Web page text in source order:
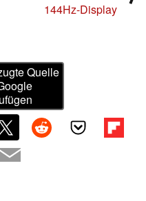
144Hz-Display
Quelle